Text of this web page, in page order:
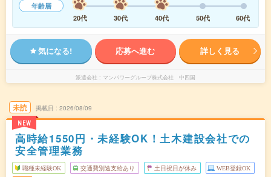
年齢層
20代
30代 40代 50代 60代
気になる! 応募へ進む 詳しく見る
派遣会社 マンパワーグループ株式会社 中四国
未読
NEW
掲載日 2026/08/09
高時給1550円・未経験OK！土木建設会社での
安全管理業務
職種未経験OK 交通費別途支給あり 土日祝日が休み WEB登録OK